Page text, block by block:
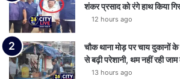
शंकर प्रसाद को रंगे हाथ किया
12 hours ago
चौक थाना मोड़ पर चाय
से बढ़ी परेशानी, थम नहीं रही जाम
13 hours ago